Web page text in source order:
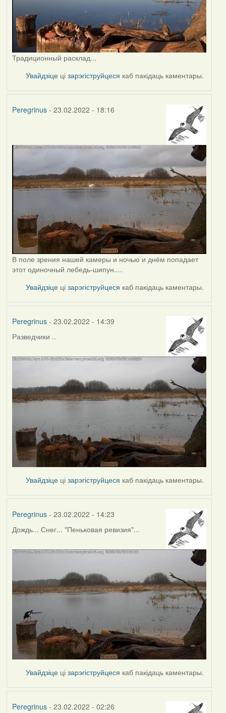
Традиционный расклад...
Увайдзіце цізарэгіструйцеся каб пакідаць каментары.
Peregrinus- 23.02.2022 - 18:16
В поле зрения нашей камеры и ночью и днём попадает
этот одиночный лебедь-шипун....
Увайдзіце цізарэгіструйцеся каб пакідаць каментары.
Peregrinus- 23.02.2022 - 14:39
Разведчики ..
Увайдзіце цізарэгіструйцеся каб пакідаць каментары.
Peregrinus- 23.02.2022 - 14:23
Дождь... Снег... "Пеньковая ревизия"...
Увайдзіце цізарэгіструйцеся каб пакідаць каментары.
Peregrinus- 23.02.2022 - 02:26